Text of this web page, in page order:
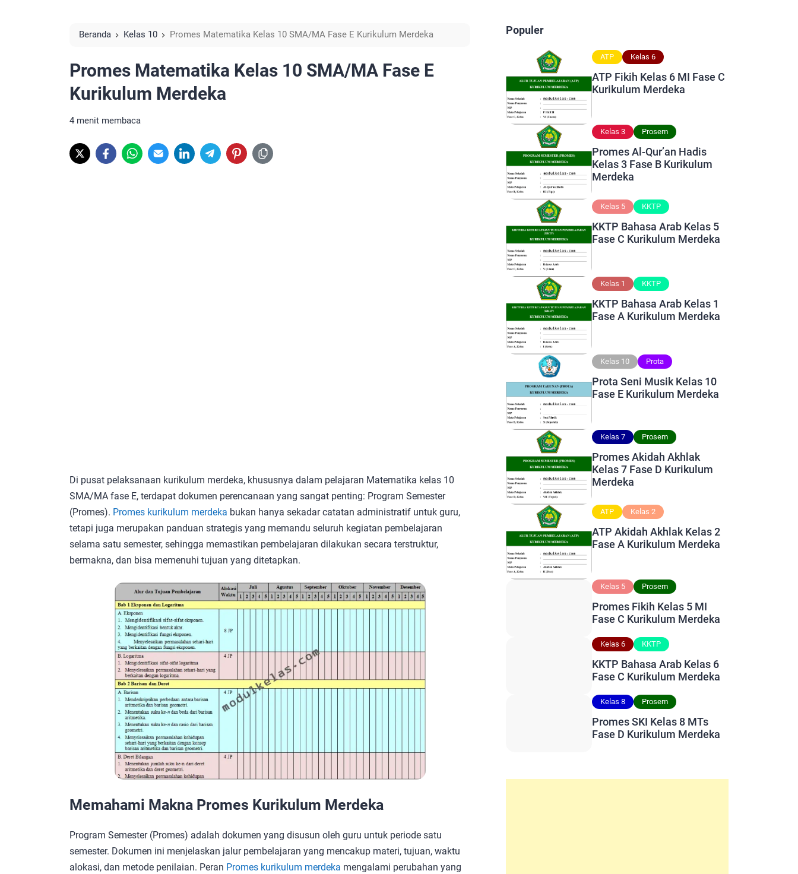
Beranda Kelas 10 Promes Matematika Kelas 10 SMA/MA Fase E Kurikulum Merdeka
Promes Matematika Kelas 10 SMA/MA Fase E
Kurikulum Merdeka
4 menit membaca
Di pusat pelaksanaan kurikulum merdeka, khususnya dalam pelajaran Matematika kelas 10
SMA/MA fase E, terdapat dokumen perencanaan yang sangat penting: Program Semester
(Promes). Promes kurikulum merdeka bukan hanya sekadar catatan administratif untuk guru,
tetapi juga merupakan panduan strategis yang memandu seluruh kegiatan pembelajaran
selama satu semester, sehingga memastikan pembelajaran dilakukan secara terstruktur,
bermakna, dan bisa memenuhi tujuan yang ditetapkan.
Memahami Makna Promes Kurikulum Merdeka
Program Semester (Promes) adalah dokumen yang disusun oleh guru untuk periode satu
semester. Dokumen ini menjelaskan jalur pembelajaran yang mencakup materi, tujuan, waktu
alokasi, dan metode penilaian. Peran Promes kurikulum merdeka mengalami perubahan yang
Populer
ATP Kelas 6
ATP Fikih Kelas 6 MI Fase C
Kurikulum Merdeka
Kelas 3 Prosem
Promes Al-Qur’an Hadis
Kelas 3 Fase B Kurikulum
Merdeka
Kelas 5 KKTP
KKTP Bahasa Arab Kelas 5
Fase C Kurikulum Merdeka
Kelas 1 KKTP
KKTP Bahasa Arab Kelas 1
Fase A Kurikulum Merdeka
Kelas 10 Prota
Prota Seni Musik Kelas 10
Fase E Kurikulum Merdeka
Kelas 7 Prosem
Promes Akidah Akhlak
Kelas 7 Fase D Kurikulum
Merdeka
ATP Kelas 2
ATP Akidah Akhlak Kelas 2
Fase A Kurikulum Merdeka
Kelas 5 Prosem
Promes Fikih Kelas 5 MI
Fase C Kurikulum Merdeka
Kelas 6 KKTP
KKTP Bahasa Arab Kelas 6
Fase C Kurikulum Merdeka
Kelas 8 Prosem
Promes SKI Kelas 8 MTs
Fase D Kurikulum Merdeka